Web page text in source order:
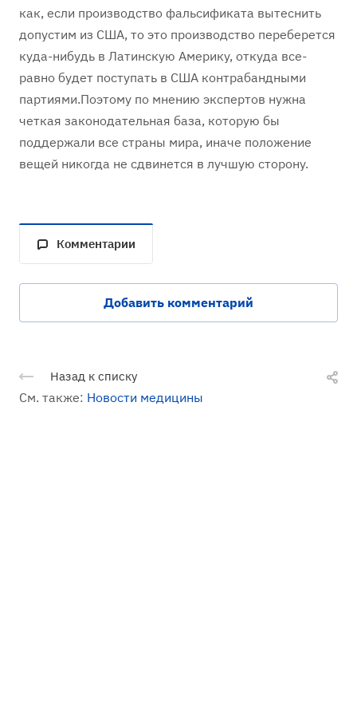
как, если производство фальсификата вытеснить
допустим из США, то это производство переберется
куда-нибудь в Латинскую Америку, откуда все-
равно будет поступать в США контрабандными
партиями.Поэтому по мнению экспертов нужна
четкая законодательная база, которую бы
поддержали все страны мира, иначе положение
вещей никогда не сдвинется в лучшую сторону.
Комментарии
Добавить комментарий
Назад к списку
См. также: Новости медицины